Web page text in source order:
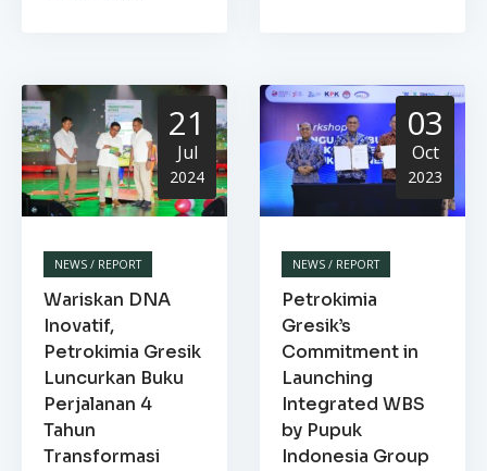
21
Jul
2024
NEWS / REPORT
Wariskan DNA
Inovatif,
Petrokimia Gresik
Luncurkan Buku
Perjalanan 4
Tahun
Transformasi
03
Oct
2023
NEWS / REPORT
Petrokimia
Gresik’s
Commitment in
Launching
Integrated WBS
by Pupuk
Indonesia Group